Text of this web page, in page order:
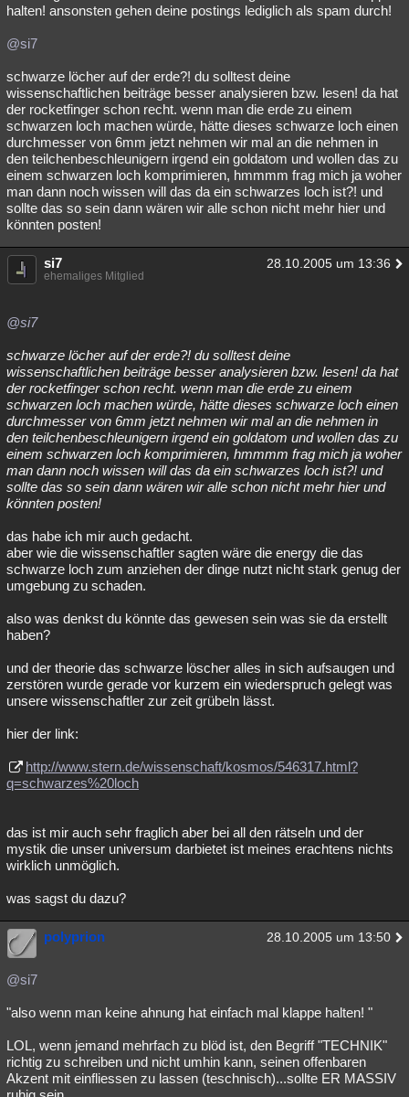
halten! ansonsten gehen deine postings lediglich als spam durch!
@si7
schwarze löcher auf der erde?! du solltest deine
wissenschaftlichen beiträge besser analysieren bzw. lesen! da hat
der rocketfinger schon recht. wenn man die erde zu einem
schwarzen loch machen würde, hätte dieses schwarze loch einen
durchmesser von 6mm jetzt nehmen wir mal an die nehmen in
den teilchenbeschleunigern irgend ein goldatom und wollen das zu
einem schwarzen loch komprimieren, hmmmm frag mich ja woher
man dann noch wissen will das da ein schwarzes loch ist?! und
sollte das so sein dann wären wir alle schon nicht mehr hier und
könnten posten!
si7 28.10.2005 um 13:36
ehemaliges Mitglied
@si7
schwarze löcher auf der erde?! du solltest deine
wissenschaftlichen beiträge besser analysieren bzw. lesen! da hat
der rocketfinger schon recht. wenn man die erde zu einem
schwarzen loch machen würde, hätte dieses schwarze loch einen
durchmesser von 6mm jetzt nehmen wir mal an die nehmen in
den teilchenbeschleunigern irgend ein goldatom und wollen das zu
einem schwarzen loch komprimieren, hmmmm frag mich ja woher
man dann noch wissen will das da ein schwarzes loch ist?! und
sollte das so sein dann wären wir alle schon nicht mehr hier und
könnten posten!
das habe ich mir auch gedacht.
aber wie die wissenschaftler sagten wäre die energy die das
schwarze loch zum anziehen der dinge nutzt nicht stark genug der
umgebung zu schaden.
also was denkst du könnte das gewesen sein was sie da erstellt
haben?
und der theorie das schwarze löscher alles in sich aufsaugen und
zerstören wurde gerade vor kurzem ein wiederspruch gelegt was
unsere wissenschaftler zur zeit grübeln lässt.
hier der link:
http://www.stern.de/wissenschaft/kosmos/546317.html?
q=schwarzes%20loch
das ist mir auch sehr fraglich aber bei all den rätseln und der
mystik die unser universum darbietet ist meines erachtens nichts
wirklich unmöglich.
was sagst du dazu?
polyprion 28.10.2005 um 13:50
@si7
"also wenn man keine ahnung hat einfach mal klappe halten! "
LOL, wenn jemand mehrfach zu blöd ist, den Begriff "TECHNIK"
richtig zu schreiben und nicht umhin kann, seinen offenbaren
Akzent mit einfliessen zu lassen (teschnisch)...sollte ER MASSIV